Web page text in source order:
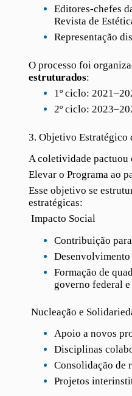
Editores-chefes
Revista de
Representação
O processo foi
estruturados:
1º ciclo:
2º ciclo:
3. Objetivo Estratégico
A coletividade
Elevar o Programa ao
Esse objetivo se
estratégicas:
Impacto Social
Contribuição
Formação de
governo federal
Nucleação e
Apoio a novos
Disciplinas
Consolidação de
Projetos